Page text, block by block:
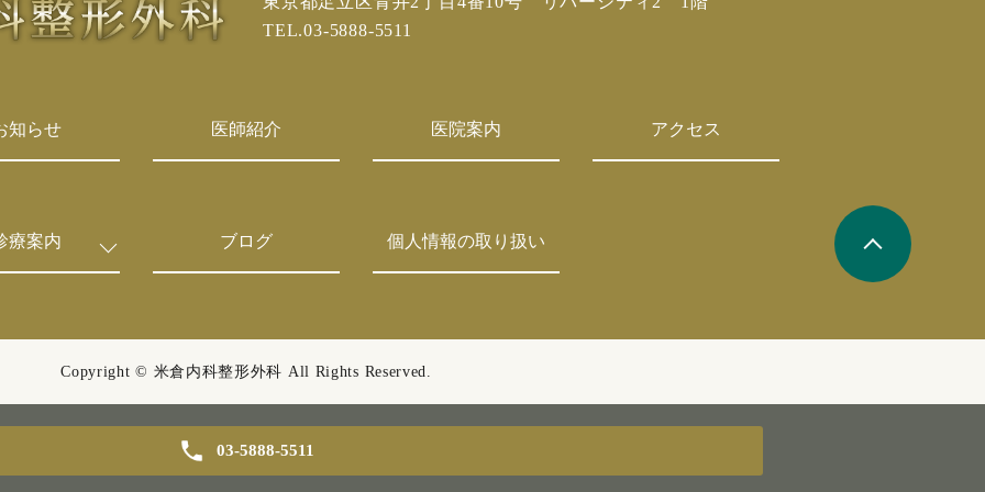
03-5888-5511
TEL.03-5888-5511
知らせ 医師紹介 医院案内 アクセス
療案内 ブログ 個人情報の取り扱い
Copyright © 米倉内科整形外科 All Rights Reserved.